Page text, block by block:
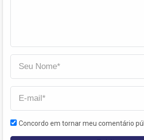
Concordo em tornar meu comentário